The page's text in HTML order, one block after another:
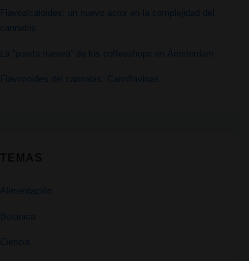
Flavoalcaloides: un nuevo actor en la complejidad del
cannabis
La “puerta trasera” de los coffeeshops en Ámsterdam
Flavonoides del cannabis: Cannflavinas
Alimentación
Botánica
Ciencia